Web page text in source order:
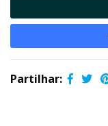
Partilhar: